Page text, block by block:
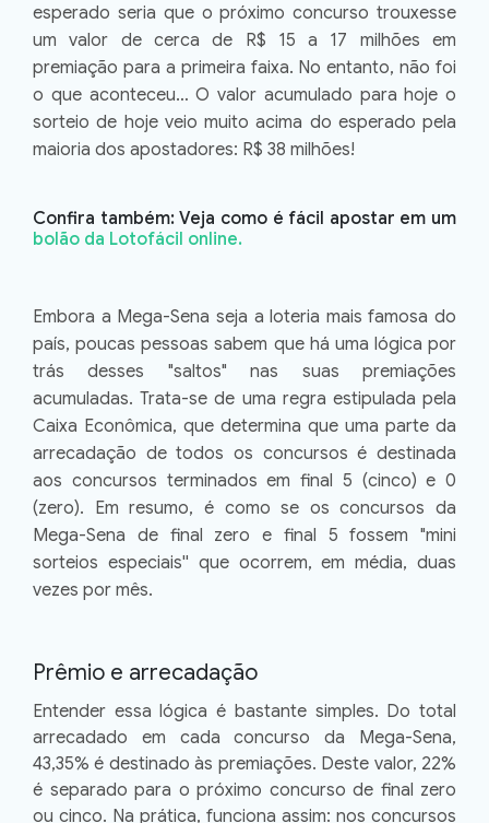
esperado seria que o próximo concurso trouxesse
um valor de cerca de R$ 15 a 17 milhões em
premiação para a primeira faixa. No entanto, não foi
o que aconteceu… O valor acumulado para hoje o
sorteio de hoje veio muito acima do esperado pela
maioria dos apostadores: R$ 38 milhões!
Confira também: Veja como é fácil apostar em um
bolão da Lotofácil online.
Embora a Mega-Sena seja a loteria mais famosa do
país, poucas pessoas sabem que há uma lógica por
trás desses "saltos" nas suas premiações
acumuladas. Trata-se de uma regra estipulada pela
Caixa Econômica, que determina que uma parte da
arrecadação de todos os concursos é destinada
aos concursos terminados em final 5 (cinco) e 0
(zero). Em resumo, é como se os concursos da
Mega-Sena de final zero e final 5 fossem "mini
sorteios especiais'' que ocorrem, em média, duas
vezes por mês.
Prêmio e arrecadação
Entender essa lógica é bastante simples. Do total
arrecadado em cada concurso da Mega-Sena,
43,35% é destinado às premiações. Deste valor, 22%
é separado para o próximo concurso de final zero
ou cinco. Na prática, funciona assim: nos concursos